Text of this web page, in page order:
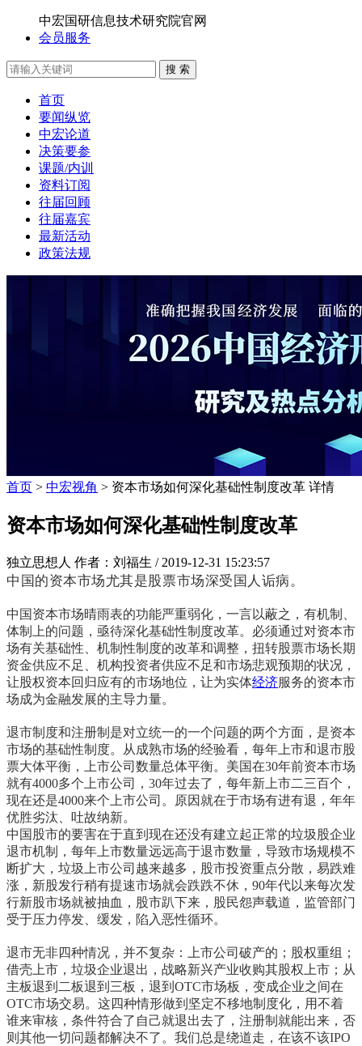
中宏国研信息技术研究院官网
会员服务
搜 索
首页
要闻纵览
中宏论道
决策要参
课题/内训
资料订阅
往届回顾
往届嘉宾
最新活动
政策法规
首页 > 中宏视角 > 资本市场如何深化基础性制度改革 详情
资本市场如何深化基础性制度改革
独立思想人 作者：刘福生 / 2019-12-31 15:23:57
中国的资本市场尤其是股票市场深受国人诟病。
中国资本市场晴雨表的功能严重弱化，一言以蔽之，有机制、
体制上的问题，亟待深化基础性制度改革。必须通过对资本市
场有关基础性、机制性制度的改革和调整，扭转股票市场长期
资金供应不足、机构投资者供应不足和市场悲观预期的状况，
让股权资本回归应有的市场地位，让为实体经济服务的资本市
场成为金融发展的主导力量。
退市制度和注册制是对立统一的一个问题的两个方面，是资本
市场的基础性制度。从成熟市场的经验看，每年上市和退市股
票大体平衡，上市公司数量总体平衡。美国在30年前资本市场
就有4000多个上市公司， 30年过去了，每年新上市二三百个，
现在还是4000来个上市公司。原因就在于市场有进有退，年年
优胜劣汰、吐故纳新。
中国股市的要害在于直到现在还没有建立起正常的垃圾股企业
退市机制，每年上市数量远远高于退市数量，导致市场规模不
断扩大，垃圾上市公司越来越多，股市投资重点分散，易跌难
涨，新股发行稍有提速市场就会跌跌不休， 90年代以来每次发
行新股市场就被抽血，股市趴下来，股民怨声载道，监管部门
受于压力停发、缓发，陷入恶性循环。
退市无非四种情况，并不复杂：上市公司破产的；股权重组；
借壳上市，垃圾企业退出，战略新兴产业收购其股权上市；从
主板退到二板退到三板，退到 OTC市场板，变成企业之间在
OTC市场交易。这四种情形做到坚定不移地制度化，用不着
谁来审核，条件符合了自己就退出去了，注册制就能出来，否
则其他一切问题都解决不了。我们总是绕道走，在该不该IPO